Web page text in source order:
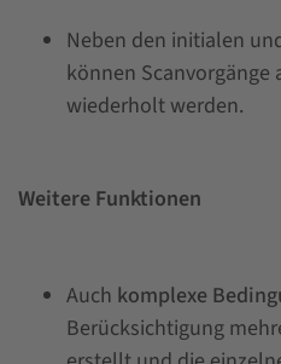
Neben den initialen
können
wiederholt werden.
Weitere Funktionen
Auch komplexe
Berücksichtigung